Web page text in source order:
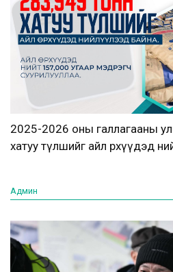
2025-2026 оны галлагааны
хатуу түлшийг айл өрхүүдэд
Админ